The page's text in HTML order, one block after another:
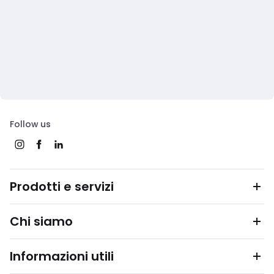
Follow us
Prodotti e servizi
Chi siamo
Informazioni utili